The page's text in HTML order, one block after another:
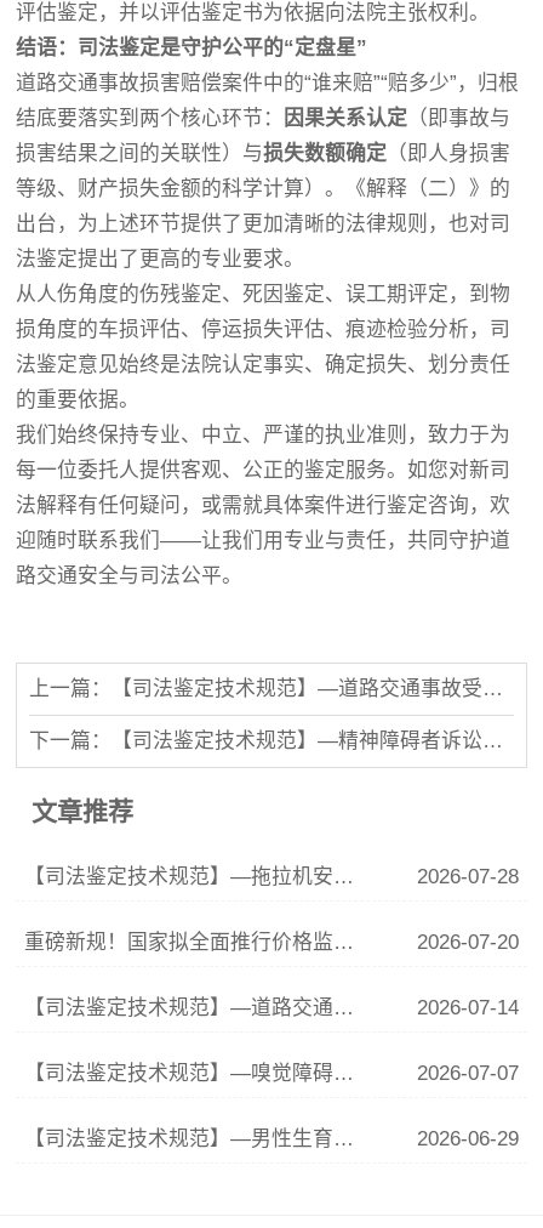
评估鉴定，并以评估鉴定书为依据向法院主张权利。
结语：司法鉴定是守护公平的“定盘星”
道路交通事故损害赔偿案件中的“谁来赔”“赔多少”，归根
结底要落实到两个核心环节：
因果关系认定 （即事故与
损害结果之间的关联性）与损失数额确定 （即人身损害
等级、财产损失金额的科学计算）。《解释（二）》的
出台，为上述环节提供了更加清晰的法律规则，也对司
法鉴定提出了更高的专业要求。
从人伤角度的伤残鉴定、死因鉴定、误工期评定，到物
损角度的车损评估、停运损失评估、痕迹检验分析，司
法鉴定意见始终是法院认定事实、确定损失、划分责任
的重要依据。
我们始终保持专业、中立、严谨的执业准则，致力于为
每一位委托人提供客观、公正的鉴定服务。如您对新司
法解释有任何疑问，或需就具体案件进行鉴定咨询，欢
迎随时联系我们——让我们用专业与责任，共同守护道
路交通安全与司法公平。
上一篇：【司法鉴定技术规范】—道路交通事故受伤人员精神伤残评定规范
下一篇：【司法鉴定技术规范】—精神障碍者诉讼能力评定
文章推荐
【司法鉴定技术规范】—拖拉机安全技术规范 2026-07-28
重磅新规！国家拟全面推行价格监督员制度，市场价格监管迎来大升级 2026-07-20
【司法鉴定技术规范】—道路交通设施安全技术状况鉴定规范 2026-07-14
【司法鉴定技术规范】—嗅觉障碍的法医学评定 2026-07-07
【司法鉴定技术规范】—男性生育功能障碍法医学鉴定 2026-06-29